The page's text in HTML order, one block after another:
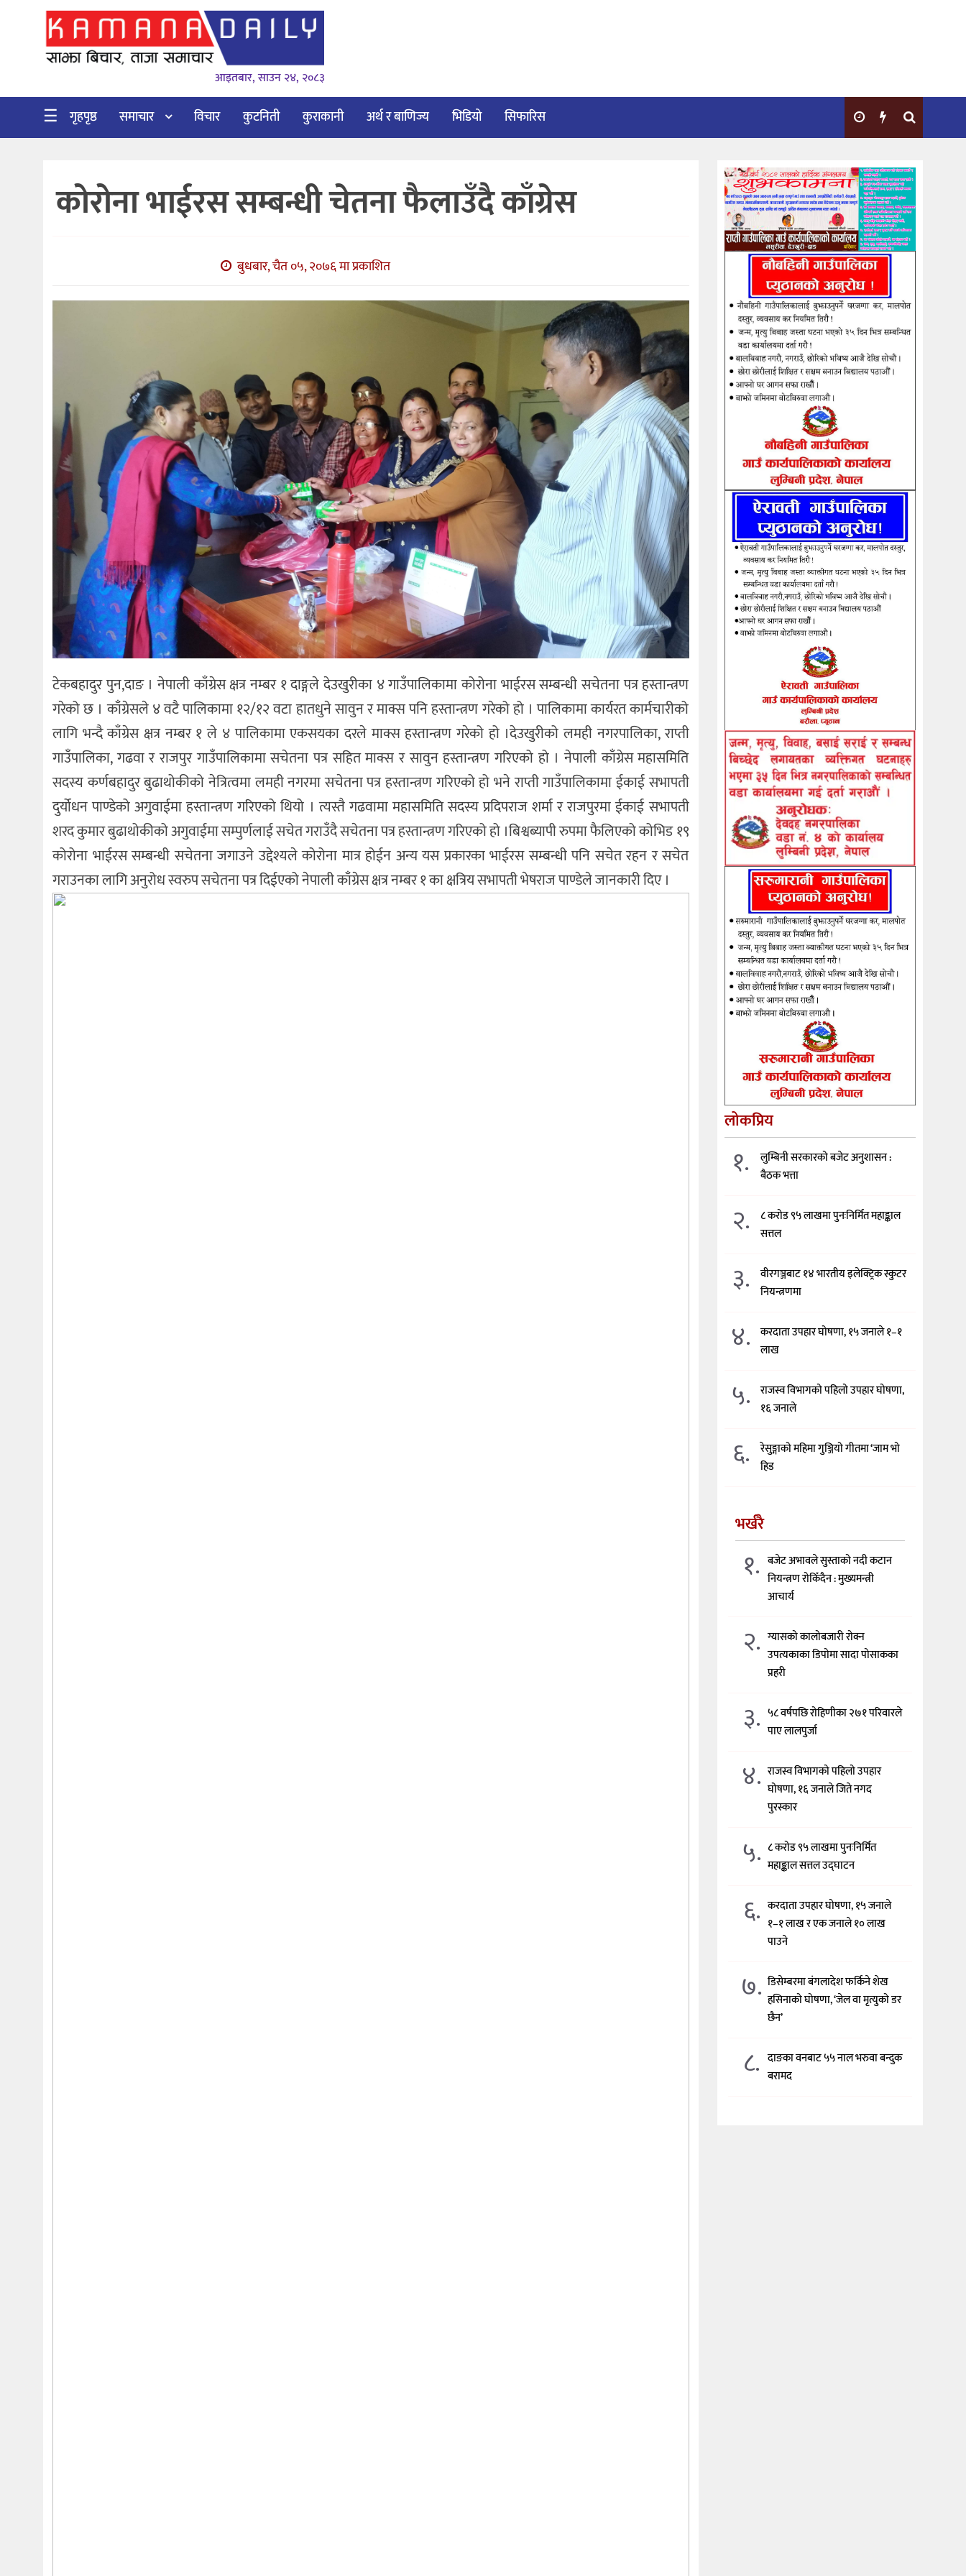
गृहपृष्ठ
विचार
कुटनिती
सिफारिस
आइतबार, साउन २४, २०८३
☰ गृहपृष्ठ समाचार विचार कुटनिती कुराकानी अर्थ र बाणिज्य भिडियो सिफारिस
कोरोना भाईरस सम्बन्धी चेतना फैलाउँदै काँग्रेस
बुधबार, चैत ०५, २०७६ मा प्रकाशित
टेकबहादुर पुन,दाङ । नेपाली काँग्रेस क्षत्र नम्बर १ दाङ्गले देउखुरीका ४ गाउँपालिकामा कोरोना भाईरस सम्बन्धी सचेतना पत्र हस्तान्त्रण
गरेको छ । काँग्रेसले ४ वटै पालिकामा १२/१२ वटा हातधुने सावुन र माक्स पनि हस्तान्त्रण गरेको हो । पालिकामा कार्यरत कार्मचारीको
लागि भन्दै काँग्रेस क्षत्र नम्बर १ ले ४ पालिकामा एकसयका दरले माक्स हस्तान्त्रण गरेको हो ।देउखुरीको लमही नगरपालिका, राप्ती
गाउँपालिका, गढवा र राजपुर गाउँपालिकामा सचेतना पत्र सहित माक्स र सावुन हस्तान्त्रण गरिएको हो । नेपाली काँग्रेस महासमिति
सदस्य कर्णबहादुर बुढाथोकीको नेत्रित्वमा लमही नगरमा सचेतना पत्र हस्तान्त्रण गरिएको हो भने राप्ती गाउँपालिकामा ईकाई सभापती
दुर्योधन पाण्डेको अगुवाईमा हस्तान्त्रण गरिएको थियो । त्यस्तै गढवामा महासमिति सदस्य प्रदिपराज शर्मा र राजपुरमा ईकाई सभापती
शरद कुमार बुढाथोकीको अगुवाईमा सम्पुर्णलाई सचेत गराउँदै सचेतना पत्र हस्तान्त्रण गरिएको हो ।बिश्वब्यापी रुपमा फैलिएको कोभिड १९
कोरोना भाईरस सम्बन्धी सचेतना जगाउने उद्देश्यले कोरोना मात्र होईन अन्य यस प्रकारका भाईरस सम्बन्धी पनि सचेत रहन र सचेत
गराउनका लागि अनुरोध स्वरुप सचेतना पत्र दिईएको नेपाली काँग्रेस क्षत्र नम्बर १ का क्षत्रिय सभापती भेषराज पाण्डेले जानकारी दिए ।
लोकप्रिय
१.
लुम्बिनी सरकारको बजेट अनुशासन :
बैठक भत्ता
२.
८ करोड ९५ लाखमा पुनःनिर्मित महाङ्काल
सत्तल
३.
वीरगञ्जबाट १४ भारतीय इलेक्ट्रिक स्कुटर
नियन्त्रणमा
४.
करदाता उपहार घोषणा, १५ जनाले १–१
लाख
५.
राजस्व विभागको पहिलो उपहार घोषणा,
१६ जनाले
६.
रेसुङ्गाको महिमा गुञ्जियो गीतमा ‘जाम भो
हिड
भर्खरै
१. बजेट अभावले सुस्ताको नदी कटान
नियन्त्रण रोकिँदैन : मुख्यमन्त्री
आचार्य
२. ग्यासको कालोबजारी रोक्न
उपत्यकाका डिपोमा सादा पोसाकका
प्रहरी
३. ५८ वर्षपछि रोहिणीका २७१ परिवारले
पाए लालपुर्जा
४. राजस्व विभागको पहिलो उपहार
घोषणा, १६ जनाले जिते नगद
पुरस्कार
५. ८ करोड ९५ लाखमा पुनःनिर्मित
महाङ्काल सत्तल उद्घाटन
६. करदाता उपहार घोषणा, १५ जनाले
१–१ लाख र एक जनाले १० लाख
पाउने
७. डिसेम्बरमा बंगलादेश फर्किने शेख
हसिनाको घोषणा, ‘जेल वा मृत्युको डर
छैन’
८. दाङका वनबाट ५५ नाल भरुवा बन्दुक
बरामद